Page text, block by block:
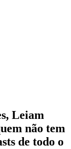
Leiam
não tem
de todo o